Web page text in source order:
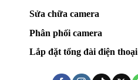
Sửa chữa camera
Phân phối camera
Lắp đặt tổng đài điện thoại